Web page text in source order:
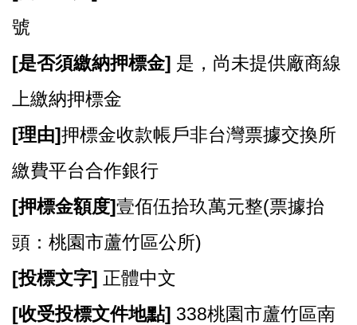
號
[是否須繳納押標金] 是，尚未提供廠商線
上繳納押標金
[理由]押標金收款帳戶非台灣票據交換所
繳費平台合作銀行
[押標金額度]壹佰伍拾玖萬元整(票據抬
頭：桃園市蘆竹區公所)
[投標文字] 正體中文
[收受投標文件地點] 338桃園市蘆竹區南